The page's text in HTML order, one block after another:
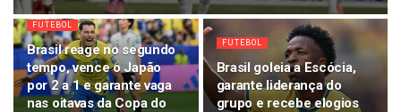
FUTEBOL
Brasil reage no segundo
tempo, vence o Japão
por 2 a 1 e garante vaga
nas oitavas da Copa do
FUTEBOL
Brasil goleia a Escócia,
garante liderança do
grupo e recebe elogios